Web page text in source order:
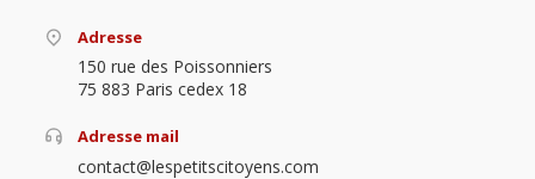
Adresse
150 rue des Poissonniers
75 883 Paris cedex 18
Adresse mail
contact@lespetitscitoyens.com